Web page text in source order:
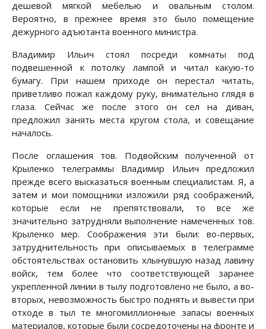
дешевой мягкой мебелью и овальным столом.
Вероятно, в прежнее время это было помещение
дежурного адъютанта военного министра.
Владимир Ильич стоял посреди комнаты под
подвешенной к потолку лампой и читал какую-то
бумагу. При нашем приходе он перестал читать,
приветливо пожал каждому руку, внимательно глядя в
глаза. Сейчас же после этого он сел на диван,
предложил занять места кругом стола, и совещание
началось.
После оглашения тов. Подвойским полученной от
Крыленко телеграммы Владимир Ильич предложил
прежде всего высказаться военным специалистам. Я, а
затем и мои помощники изложили ряд соображений,
которые если не препятствовали, то все же
значительно затрудняли выполнение намеченных тов.
Крыленко мер. Соображения эти были: во-первых,
затруднительность при описываемых в телеграмме
обстоятельствах остановить хлынувшую назад лавину
войск, тем более что соответствующей заранее
укрепленной линии в тылу подготовлено не было, а во-
вторых, невозможность быстро поднять и вывести при
отходе в тыл те многомиллионные запасы военных
материалов, которые были сосредоточены на фронте и